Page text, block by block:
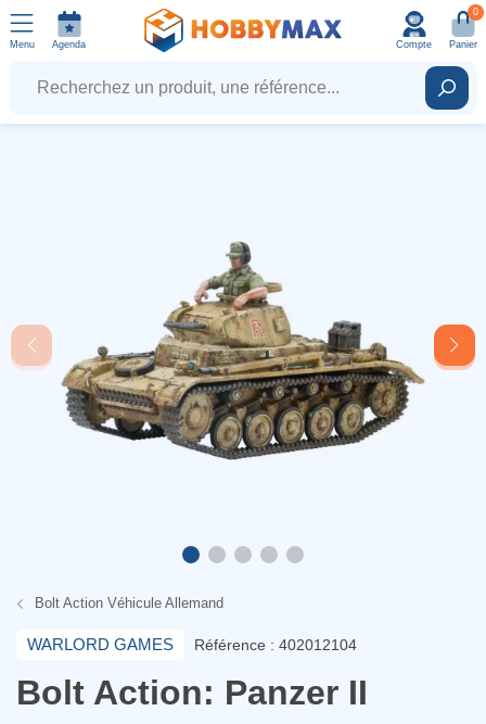
Menu Agenda Compte
0
Panier
Recherchez un produit, une référence...
Bolt Action Véhicule Allemand
WARLORD GAMES Référence : 402012104
Bolt Action: Panzer II